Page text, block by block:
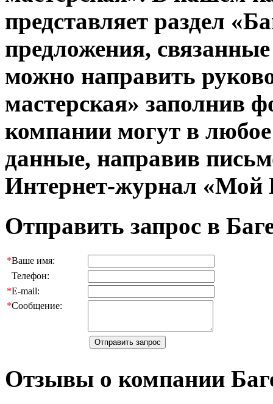
представляет раздел
предложения,
можно направить
мастерская» заполнив
компании могут в
данные, направив
Интернет-журнал «Мой
Отправить запрос в
*Ваше имя:
Телефон:
*E-mail:
*Сообщение:
Отзывы о компании